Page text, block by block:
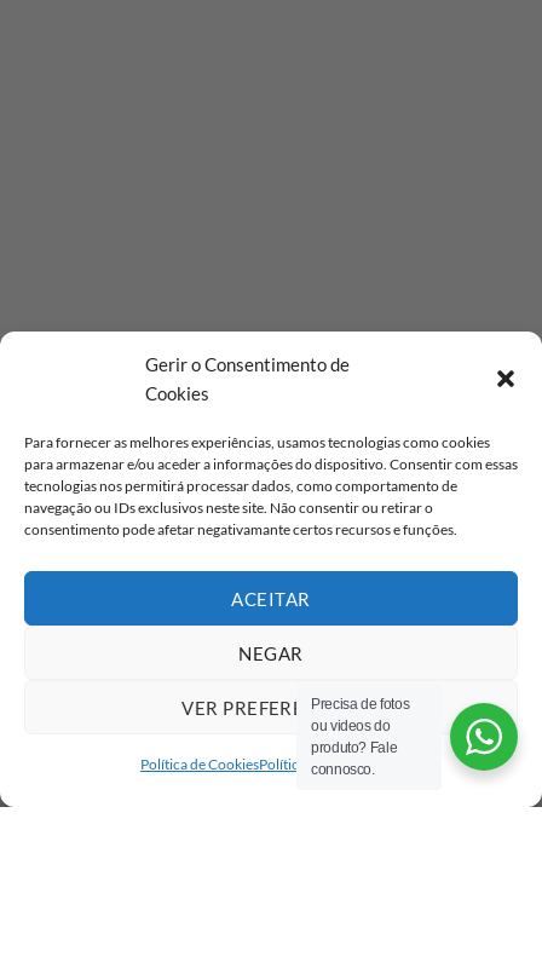
Gerir o Consentimento de
Cookies
Para fornecer as melhores experiências, usamos tecnologias como cookies
para armazenar e/ou aceder a informações do dispositivo. Consentir com essas
tecnologias nos permitirá processar dados, como comportamento de
navegação ou IDs exclusivos neste site. Não consentir ou retirar o
consentimento pode afetar negativamante certos recursos e funções.
ACEITAR
NEGAR
VER PREFERÊNCIAS
Política de CookiesPolítica de privacidade
Precisa de fotos
ou videos do
produto? Fale
connosco.